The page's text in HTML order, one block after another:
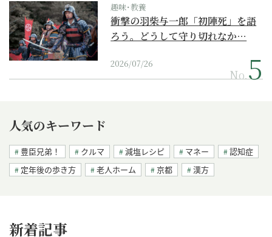
趣味･教養
衝撃の羽柴与一郎「初陣死」を語
ろう。どうして守り切れなか…
2026/07/26
No.
人気のキーワード
豊臣兄弟！ クルマ 減塩レシピ マネー
認知症
定年後の歩き方
老人ホーム 京都 漢方
新着記事